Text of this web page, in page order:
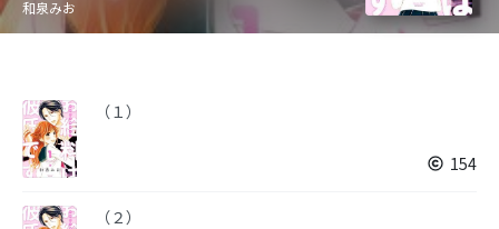
和泉みお
（１）
154
（２）